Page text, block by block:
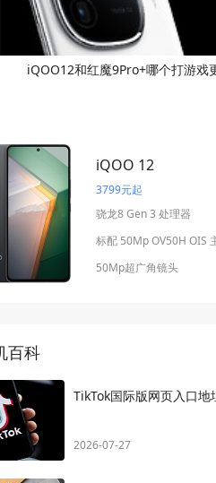
iQOO12和红魔9Pro+哪个打游戏
iQOO 12
3799元起
骁龙8 Gen 3 处理器
标配 50Mp OV50H OIS
50Mp超广角镜头
百科
TikTok国际版网页入口地
2026-07-27